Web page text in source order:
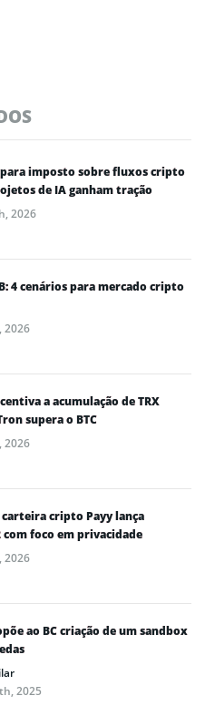
imposto sobre fluxos cripto
de IA ganham tração
2026
4 cenários para mercado cripto
2026
a acumulação de TRX
supera o BTC
2026
cripto Payy lança
com foco em privacidade
2026
ao BC criação de um sandbox
2025